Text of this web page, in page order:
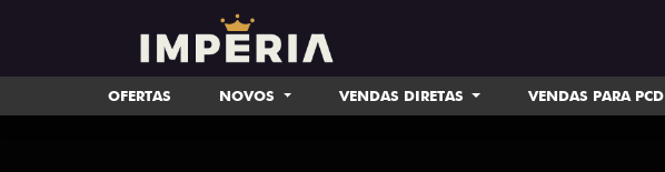
OFERTAS NOVOS VENDAS DIRETAS VENDAS PARA PCD